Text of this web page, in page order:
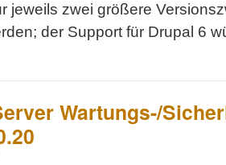
jeweils zwei größere
der Support für Drupal 6
Wartungs-/